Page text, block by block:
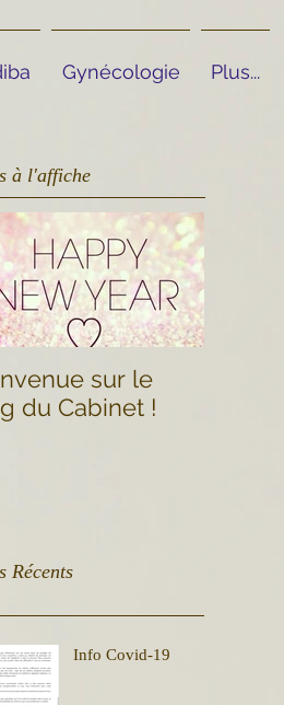
Gynécologie Plus...
à l'affiche
sur le
du Cabinet !
Récents
Info Covid-19